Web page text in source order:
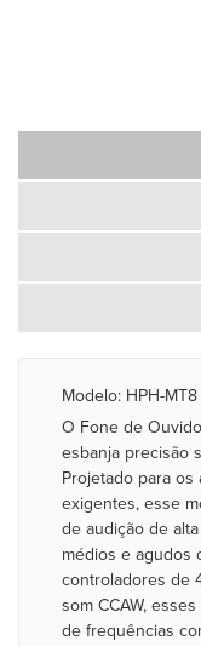
Modelo: HPH-MT8
O Fone de
esbanja precisão
Projetado para os
exigentes, esse
de audição de
médios e agudos
controladores de
som CCAW,
de frequências